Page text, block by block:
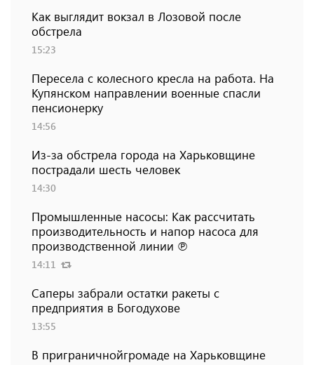
Как выглядит вокзал в Лозовой после
обстрела
15:23
Пересела с колесного кресла на работа. На
Купянском направлении военные спасли
пенсионерку
14:56
Из-за обстрела города на Харьковщине
пострадали шесть человек
14:30
Промышленные насосы: Как рассчитать
производительность и напор насоса для
производственной линии ℗
14:11
Саперы забрали остатки ракеты с
предприятия в Богодухове
13:55
В приграничнойгромаде на Харьковщине